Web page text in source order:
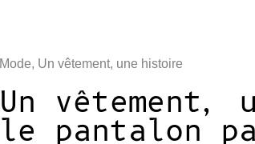
Mode, Un vêtement, une histoire
Un vêtement,
le pantalon